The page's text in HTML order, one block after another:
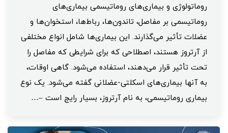
روماتولوژی و بیماری‌های روماتیسمی بیماری‌های
روماتیسمی بر مفاصل، تاندون‌ها، رباط‌ها، استخوان‌ها و
عضلات تأثیر می‌گذارند. این بیماری‌ها شامل انواع مختلفی
از آرتروز هستند، اصطلاحی که برای شرایطی که مفاصل را
تحت تأثیر قرار می‌دهند، استفاده می‌شود. گاهی اوقات،
به آنها بیماری‌های اسکلتی-عضلانی گفته می‌شود. یک نوع
بیماری روماتیسمی، به نام آرتروز، بسیار رایج است –…